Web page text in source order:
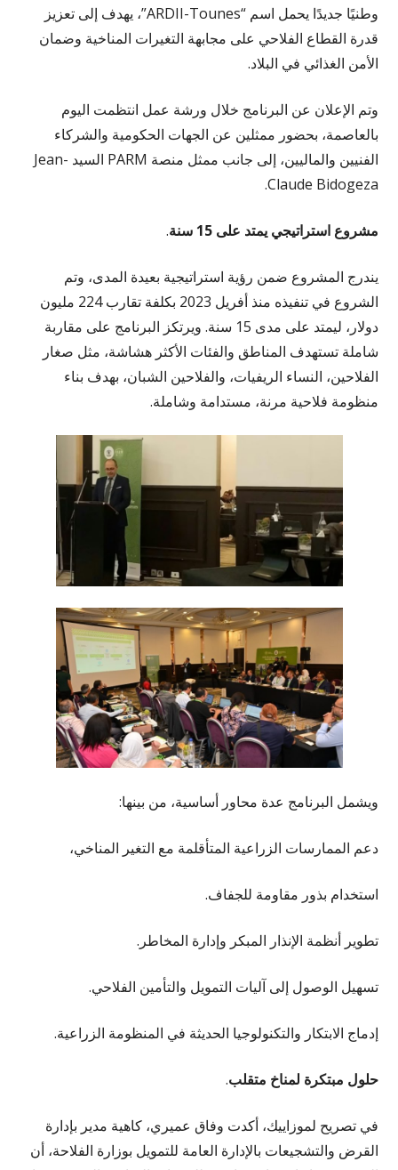
وطنيًا جديدًا يحمل اسم “ARDII-Tounes”، يهدف إلى تعزيز
قدرة القطاع الفلاحي على مجابهة التغيرات المناخية وضمان
الأمن الغذائي في البلاد.
وتم الإعلان عن البرنامج خلال ورشة عمل انتظمت اليوم
بالعاصمة، بحضور ممثلين عن الجهات الحكومية والشركاء
الفنيين والماليين، إلى جانب ممثل منصة PARM السيد Jean-
Claude Bidogeza.
مشروع استراتيجي يمتد على 15 سنة .
يندرج المشروع ضمن رؤية استراتيجية بعيدة المدى، وتم
الشروع في تنفيذه منذ أفريل 2023 بكلفة تقارب 224 مليون
دولار، ليمتد على مدى 15 سنة. ويرتكز البرنامج على مقاربة
شاملة تستهدف المناطق والفئات الأكثر هشاشة، مثل صغار
الفلاحين، النساء الريفيات، والفلاحين الشبان، بهدف بناء
منظومة فلاحية مرنة، مستدامة وشاملة.
ويشمل البرنامج عدة محاور أساسية، من بينها:
دعم الممارسات الزراعية المتأقلمة مع التغير المناخي،
استخدام بذور مقاومة للجفاف.
تطوير أنظمة الإنذار المبكر وإدارة المخاطر.
تسهيل الوصول إلى آليات التمويل والتأمين الفلاحي.
إدماج الابتكار والتكنولوجيا الحديثة في المنظومة الزراعية.
حلول مبتكرة لمناخ متقلب.
في تصريح لموزاييك، أكدت وفاق عميري، كاهية مدير بإدارة
القرض والتشجيعات بالإدارة العامة للتمويل بوزارة الفلاحة، أن